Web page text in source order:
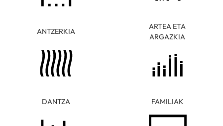
ANTZERKIA
ARTEA ETA
ARGAZKIA
DANTZA FAMILIAK